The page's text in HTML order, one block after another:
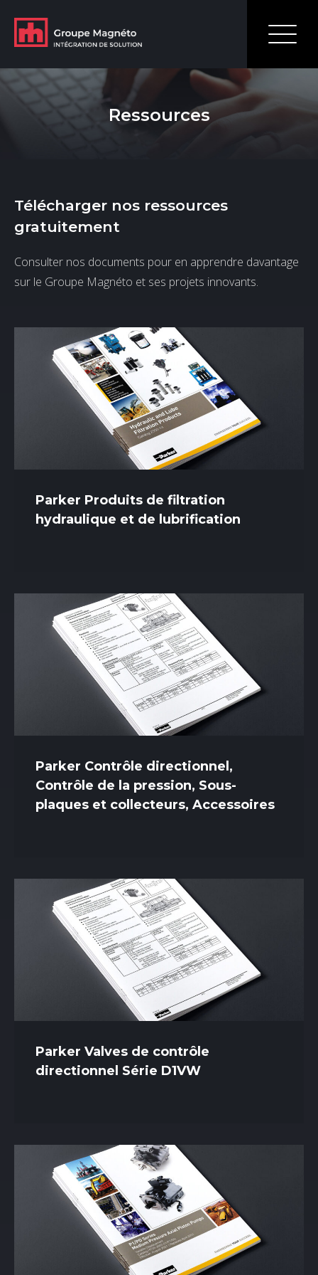
Ressources
Télécharger nos ressources
gratuitement
Consulter nos documents pour en apprendre davantage
sur le Groupe Magnéto et ses projets innovants.
Parker Produits de filtration
hydraulique et de lubrification
Parker Contrôle directionnel,
Contrôle de la pression, Sous-
plaques et collecteurs, Accessoires
Parker Valves de contrôle
directionnel Série D1VW